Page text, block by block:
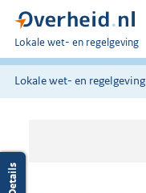
U
bent
hier:
Lokale wet- en regelgeving
Lokale wet- en regelgeving